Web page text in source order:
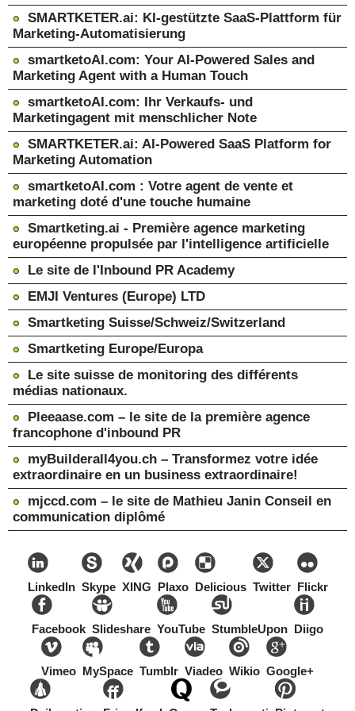
SMARTKETER.ai: KI-gestützte SaaS-Plattform für
Marketing-Automatisierung
smartketoAI.com: Your AI-Powered Sales and
Marketing Agent with a Human Touch
smartketoAI.com: Ihr Verkaufs- und
Marketingagent mit menschlicher Note
SMARTKETER.ai: AI-Powered SaaS Platform for
Marketing Automation
smartketoAI.com : Votre agent de vente et
marketing doté d'une touche humaine
Smartketing.ai - Première agence marketing
européenne propulsée par l'intelligence artificielle
Le site de l'Inbound PR Academy
EMJI Ventures (Europe) LTD
Smartketing Suisse/Schweiz/Switzerland
Smartketing Europe/Europa
Le site suisse de monitoring des différents
médias nationaux.
Pleeaase.com – le site de la première agence
francophone d'inbound PR
myBuilderall4you.ch – Transformez votre idée
extraordinaire en un business extraordinaire!
mjccd.com – le site de Mathieu Janin Conseil en
communication diplômé
LinkedIn Skype XING Plaxo Delicious Twitter Flickr
Facebook Slideshare YouTube StumbleUpon Diigo
Vimeo MySpace Tumblr Viadeo Wikio Google+